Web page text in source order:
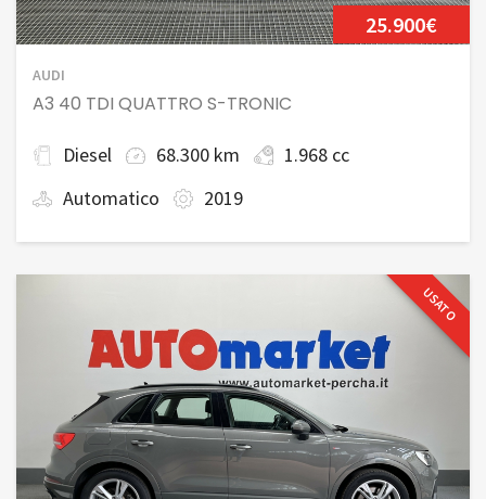
25.900€
AUDI
A3 40 TDI QUATTRO S-TRONIC
Diesel 68.300 km
1.968 cc
Automatico
2019
USATO